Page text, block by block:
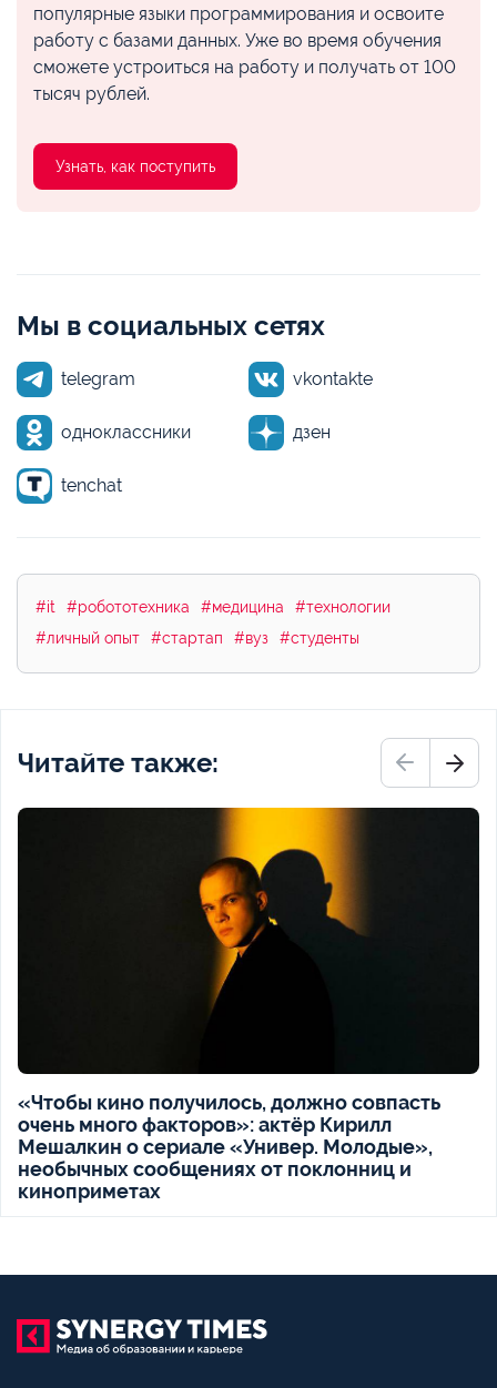
популярные языки программирования и освоите
работу с базами данных. Уже во время обучения
сможете устроиться на работу и получать от 100
тысяч рублей.
Узнать, как поступить
Мы в социальных сетях
telegram vkontakte
одноклассники дзен
tenchat
#it #робототехника #медицина
#технологии
#личный опыт
#стартап #вуз #студенты
Читайте также:
«Чтобы кино получилось, должно совпасть
очень много факторов»: актёр Кирилл
Мешалкин о сериале «Универ. Молодые»,
необычных сообщениях от поклонниц и
киноприметах